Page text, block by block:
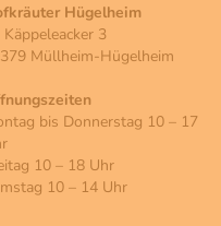
Hügelheim
Käppeleacker 3
Müllheim-Hügelheim
bis Donnerstag 10 – 17
10 – 18 Uhr
10 – 14 Uhr